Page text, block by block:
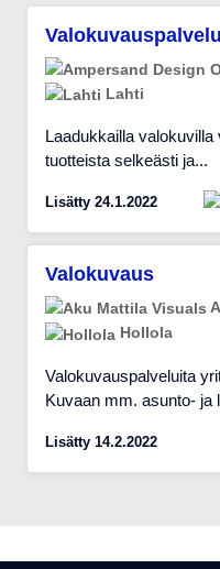
Lahti
Laadukkailla
tuotteista selkeästi ja...
Lisätty 24.1.2022
Valokuvaus
Hollola
Valokuvauspalveluita
Kuvaan mm. asunto- ja
Lisätty 14.2.2022